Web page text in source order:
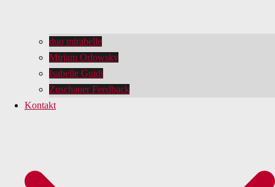
duo mirabelle
Mirjam Orlowsky
Isabelle Guidi
Zuschauer Feedback
Kontakt